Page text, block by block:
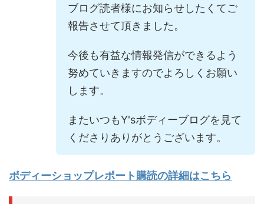
ブログ読者様にお知らせしたくてご
報告させて頂きました。
今後も有益な情報発信ができるよう
努めていきますのでよろしくお願い
します。
またいつもY'sボディーブログを見て
くださりありがとうございます。
ボディーショップレポート購読の詳細はこちら